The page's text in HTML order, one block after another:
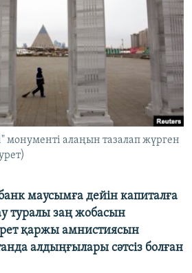
монументі алаңын тазалап жүрген
маусымға дейін капиталға
туралы заң жобасын
қаржы амнистиясын
алдыңғылары сәтсіз болған